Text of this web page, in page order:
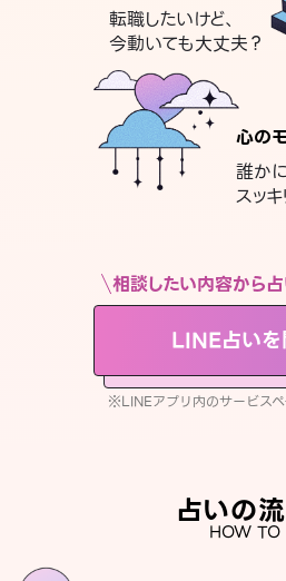
転職したいけど、
今動いても大丈夫？
心の
誰か
スッ
相談したい内容から
LINE占いを
※LINEアプリ内のサービス
占いの
HOW TO